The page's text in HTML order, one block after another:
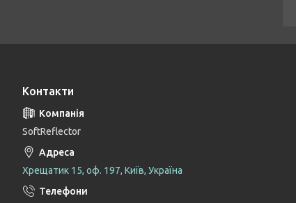
Контакти
SoftReflector
Хрещатик 15, оф. 197, Київ, Україна